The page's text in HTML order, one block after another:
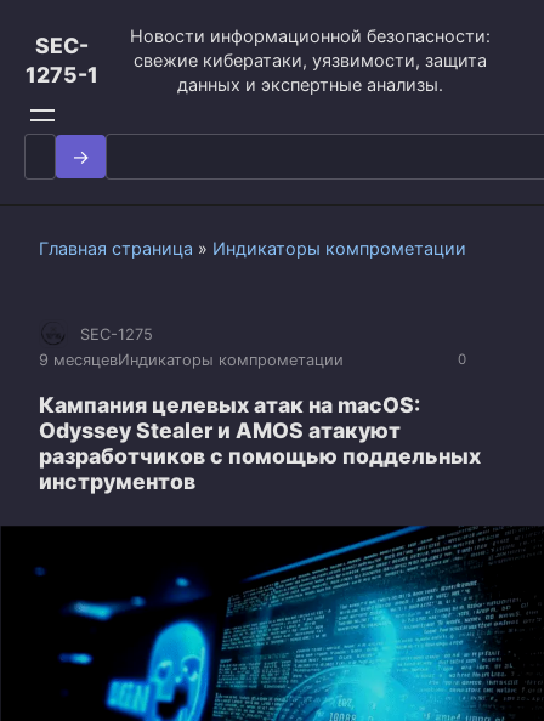
контенту
SEC-
1275-1
Новости информационной безопасности:
свежие кибератаки, уязвимости, защита
данных и экспертные анализы.
Search
for:
Главная страница » Индикаторы компрометации
0
SEC-1275
9 месяцевИндикаторы компрометации
Кампания целевых атак на macOS:
Odyssey Stealer и AMOS атакуют
разработчиков с помощью поддельных
инструментов